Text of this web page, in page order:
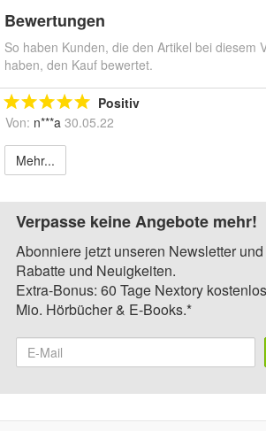
Bewertungen
So haben Kunden, die den Artikel bei diesem
haben, den Kauf bewertet.
Positiv
Von: n***a 30.05.22
Mehr...
Verpasse keine Angebote mehr!
Abonniere jetzt unseren Newsletter
Rabatte und Neuigkeiten.
Extra-Bonus: 60 Tage Nextory
Mio. Hörbücher & E-Books.*